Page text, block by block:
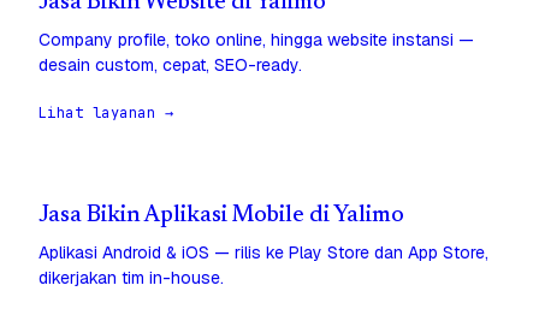
Company profile, toko online, hingga website instansi —
desain custom, cepat, SEO-ready.
Lihat layanan →
Jasa Bikin Aplikasi Mobile di Yalimo
Aplikasi Android & iOS — rilis ke Play Store dan App Store,
dikerjakan tim in-house.